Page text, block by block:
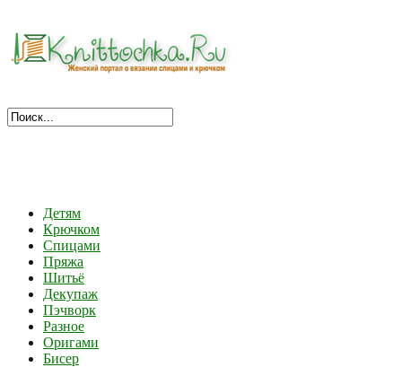
Детям
Крючком
Спицами
Пряжа
Шитьё
Декупаж
Пэчворк
Разное
Оригами
Бисер